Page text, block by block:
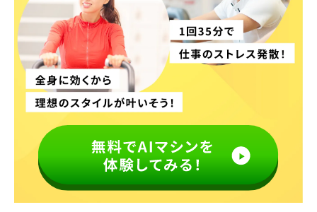
よくあるご質問
店舗情報
混雑状況確認
会員規約
プライバシーポリシー